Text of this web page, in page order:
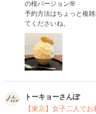
の桜バージョン🌸
予約方法はちょっと複
てくださいね。
トーキョーさんぽ
【東京】女子二人で